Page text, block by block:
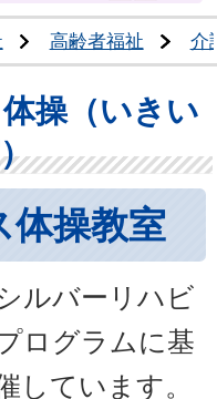
高齢者福祉 介
操（いきい
体操教室
ルバーリハビ
ログラムに基
しています。